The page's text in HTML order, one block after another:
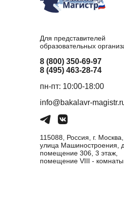
Для представителей
образовательных
8 (800) 350-69-97
8 (495) 463-28-74
пн-пт: 10:00-18:00
info@bakalavr-
115088, Россия, г.
улица Машиностроения,
помещение 306, 3 этаж,
помещение VIII - комнаты